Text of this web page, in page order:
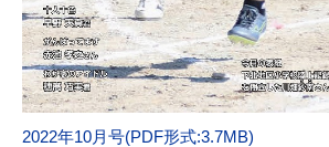
2022年10月号(PDF形式:3.7MB)